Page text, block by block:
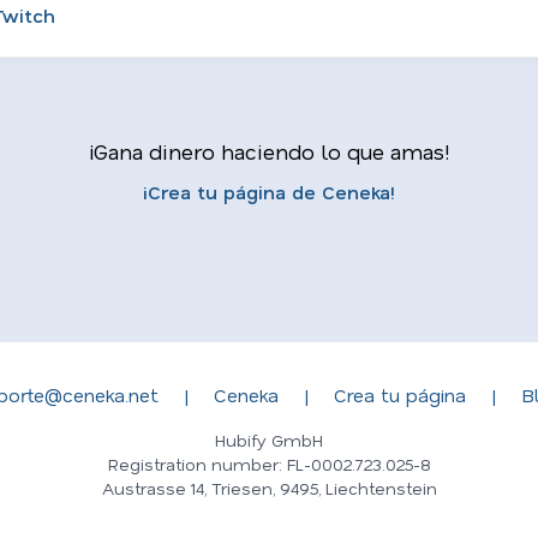
¡Gana dinero haciendo lo que amas!
¡Crea tu página de Ceneka!
| Ceneka | Crea tu página |
Hubify GmbH
Registration number: FL-0002.723.025-8
Austrasse 14, Triesen, 9495, Liechtenstein